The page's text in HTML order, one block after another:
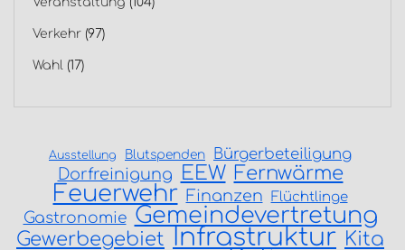
Verkehr (97)
Wahl (17)
Ausstellung Blutspenden Bürgerbeteiligung
Dorfreinigung EEW Fernwärme
Feuerwehr Finanzen Flüchtlinge
Gastronomie Gemeindevertretung
Gewerbegebiet Infrastruktur Kita